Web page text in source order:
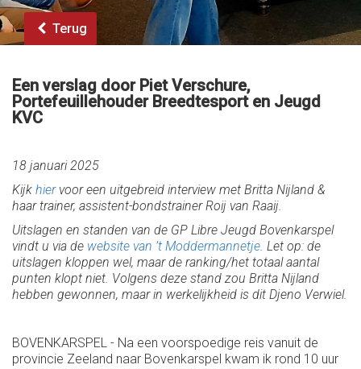
Terug
Een verslag door Piet Verschure,
Portefeuillehouder Breedtesport en Jeugd
KVC
18 januari 2025
Kijk hiervoor een uitgebreid interview met Britta Nijland &
haar trainer, assistent-bondstrainer Roij van Raaij.
Uitslagen en standen van de GP Libre Jeugd Bovenkarspel
vindt u via de website van ’t Moddermannetje. Let op: de
uitslagen kloppen wel, maar de ranking/het totaal aantal
punten klopt niet. Volgens deze stand zou Britta Nijland
hebben gewonnen, maar in werkelijkheid is dit Djeno Verwiel.
BOVENKARSPEL - Na een voorspoedige reis vanuit de
provincie Zeeland naar Bovenkarspel kwam ik rond 10 uur